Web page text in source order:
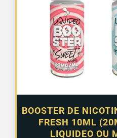
BOOSTER DE
FRESH 10ML
LIQUIDEO OU